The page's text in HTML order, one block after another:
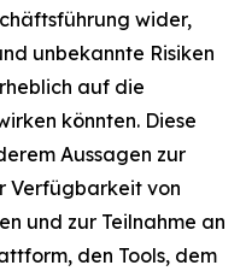
wider,
unbekannte Risiken
auf die
könnten. Diese
Aussagen zur
Verfügbarkeit von
und zur Teilnahme an
den Tools, dem